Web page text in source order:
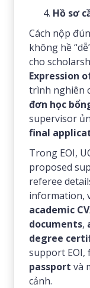
Hồ sơ
Cách nộp
không hề
cho
Expression
trình nghiên
đơn học
supervisor
final
Trong EOI,
proposed
referee
information,
academic
documents,
degree
support EOI,
passport và
cảnh.